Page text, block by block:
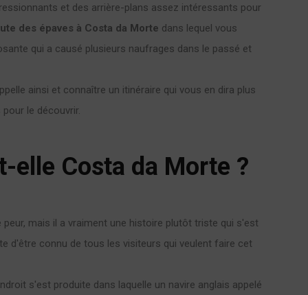
et des arrière-plans assez intéressants pour
des épaves à Costa da Morte dans lequel vous
qui a causé plusieurs naufrages dans le passé et
ainsi et connaître un itinéraire qui vous en dira plus
le découvrir.
elle Costa da Morte ?
mais il a vraiment une histoire plutôt triste qui s'est
d'être connu de tous les visiteurs qui veulent faire cet
s'est produite dans laquelle un navire anglais appelé